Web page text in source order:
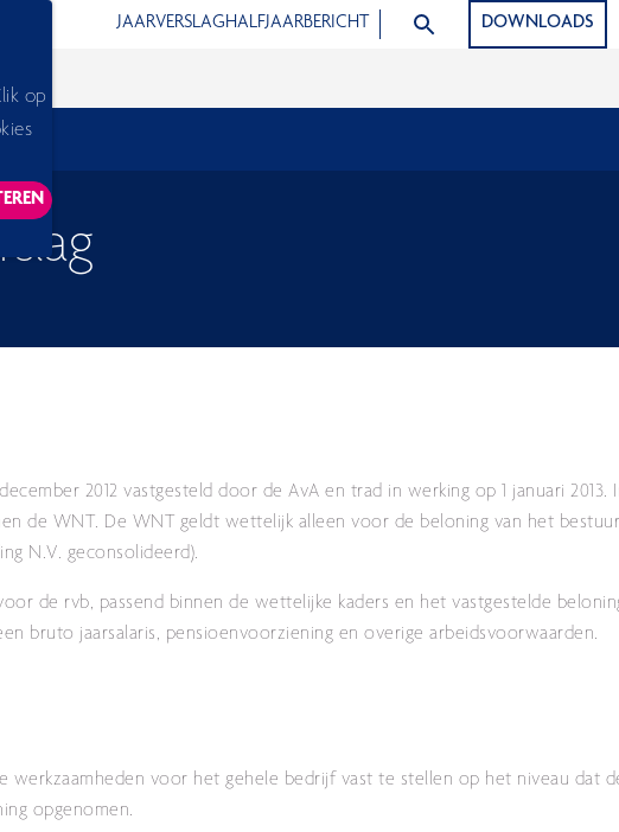
op
SCRIPTS, THIS WILL RELOAD THE PAGE.
JAARVERSLAGHALFJAARBERICHT ZOEK ARTIKELENDOWNLOADS
2012 vastgesteld door de AvA en trad in werking op 1 januari 2013.
de WNT. De WNT geldt wettelijk alleen voor de beloning van het
N.V. geconsolideerd).
de rvb, passend binnen de wettelijke kaders en het vastgestelde
bruto jaarsalaris, pensioenvoorziening en overige arbeidsvoorwaarden.
werkzaamheden voor het gehele bedrijf vast te stellen op het niveau dat
opgenomen.